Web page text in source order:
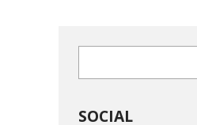
SOCIAL